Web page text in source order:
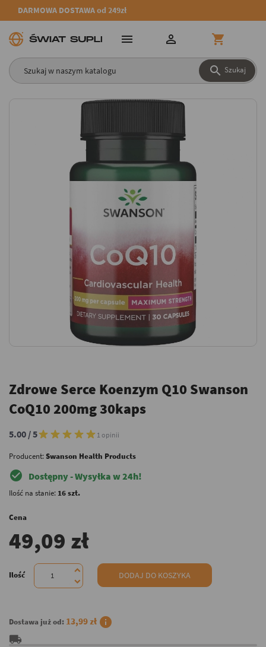
DARMOWA DOSTAWA od 249zł
 Szukaj
  
Zdrowe Serce Koenzym Q10 Swanson
CoQ10 200mg 30kaps
5.00 / 5 1 opinii
Producent:Swanson Health Products
check_circle Dostępny - Wysyłka w 24h!
Ilość na stanie: 16 szt.
Cena
49,09 zł
Ilość DODAJ DO KOSZYKA
Dostawa już od: 13,99 zł info
local_shipping